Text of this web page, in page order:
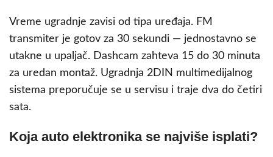
Vreme ugradnje zavisi od tipa uređaja. FM
transmiter je gotov za 30 sekundi — jednostavno se
utakne u upaljač. Dashcam zahteva 15 do 30 minuta
za uredan montaž. Ugradnja 2DIN multimedijalnog
sistema preporučuje se u servisu i traje dva do četiri
sata.
Koja auto elektronika se najviše isplati?